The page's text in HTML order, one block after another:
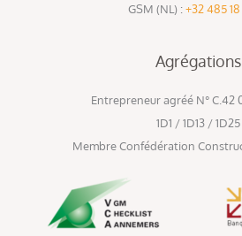
GSM (NL) :+32 485 18
Agrégations
Entrepreneur agréé N° C.42
1D1 / 1D13 / 1D25
Membre Confédération